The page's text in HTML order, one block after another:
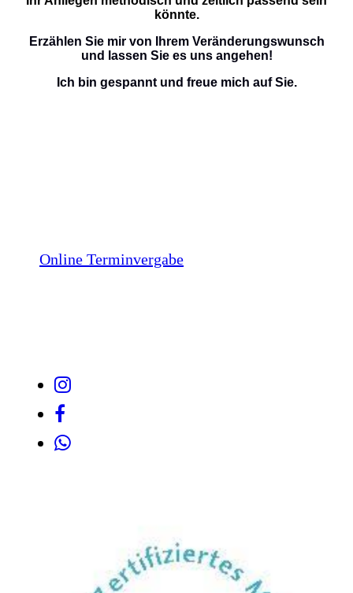
könnte.
Erzählen Sie mir von Ihrem Veränderungswunsch
und lassen Sie es uns angehen!
Ich bin gespannt und freue mich auf Sie.
Online Terminvergabe